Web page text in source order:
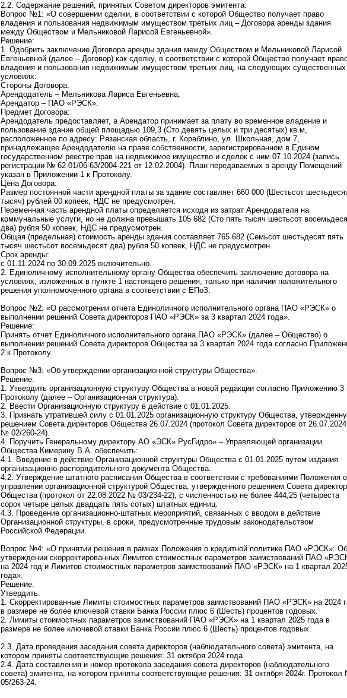
2.2. Содержание решений, принятых Советом директоров эмитента:
Вопрос №1: «О совершении сделки, в соответствии с которой Общество получает право
владения и пользования недвижимым имуществом третьих лиц – Договора аренды здания
между Обществом и Мельниковой Ларисой Евгеньевной».
Решение:
1. Одобрить заключение Договора аренды здания между Обществом и Мельниковой Ларисой
Евгеньевной (далее – Договор) как сделку, в соответствии с которой Общество получает
владения и пользования недвижимым имуществом третьих лиц, на следующих существенных
условиях:
Стороны Договора:
Арендодатель – Мельникова Лариса Евгеньевна;
Арендатор – ПАО «РЭСК».
Предмет Договора:
Арендодатель предоставляет, а Арендатор принимает за плату во временное владение и
пользование здание общей площадью 109,3 (Сто девять целых и три десятых) кв.м,
расположенное по адресу: Рязанская область, г. Кораблино, ул. Школьная, дом 7,
принадлежащее Арендодателю на праве собственности, зарегистрированном в Едином
государственном реестре прав на недвижимое имущество и сделок с ним 07.10.2024 (запись
регистрации № 62-01/06-63/2004-221 от 12.02.2004). План передаваемых в аренду Помещений
указан в Приложении 1 к Протоколу.
Цена Договора:
Размер постоянной части арендной платы за здание составляет 660 000 (Шестьсот
тысяч) рублей 00 копеек, НДС не предусмотрен.
Переменная часть арендной платы определяется исходя из затрат Арендодателя на
коммунальные услуги, но не должна превышать 105 682 (Сто пять тысяч шестьсот
два) рубля 50 копеек, НДС не предусмотрен.
Общая (предельная) стоимость аренды здания составляет 765 682 (Семьсот шестьдесят пять
тысяч шестьсот восемьдесят два) рубля 50 копеек, НДС не предусмотрен.
Срок аренды:
с 01.11.2024 по 30.09.2025 включительно.
2. Единоличному исполнительному органу Общества обеспечить заключение договора на
условиях, изложенных в пункте 1 настоящего решения, только при наличии положительного
решения уполномоченного органа в соответствии с ЕПоЗ.
Вопрос №2: «О рассмотрении отчета Единоличного исполнительного органа ПАО «РЭСК» о
выполнении решений Совета директоров ПАО «РЭСК» за 3 квартал 2024 года».
Решение:
Принять отчет Единоличного исполнительного органа ПАО «РЭСК» (далее – Общество) о
выполнении решений Совета директоров Общества за 3 квартал 2024 года согласно
2 к Протоколу.
Вопрос №3: «Об утверждении организационной структуры Общества».
Решение:
1. Утвердить организационную структуру Общества в новой редакции согласно Приложению 3
Протоколу (далее – Организационная структура).
2. Ввести Организационную структуру в действие с 01.01.2025.
3. Признать утратившей силу с 01.01.2025 организационную структуру Общества,
решением Совета директоров Общества 26.07.2024 (протокол Совета директоров от 26.07.2024
№ 02/260-24).
4. Поручить Генеральному директору АО «ЭСК» РусГидро» – Управляющей организации
Общества Кимерину В.А. обеспечить:
4.1. Введение в действие Организационной структуры Общества с 01.01.2025 путем издания
организационно-распорядительного документа Общества.
4.2. Утверждение штатного расписания Общества в соответствии с требованиями Положения
управлении организационной структурой Общества, утвержденного решением Совета
Общества (протокол от 22.08.2022 № 03/234-22), с численностью не более 444,25 (четыреста
сорок четыре целых двадцать пять сотых) штатных единиц.
4.3. Проведение организационно-штатных мероприятий, связанных с вводом в действие
Организационной структуры, в сроки, предусмотренные трудовым законодательством
Российской Федерации.
Вопрос №4: «О принятии решения в рамках Положения о кредитной политике ПАО «РЭСК»: Об
утверждении скорректированных Лимитов стоимостных параметров заимствований ПАО
на 2024 год и Лимитов стоимостных параметров заимствований ПАО «РЭСК» на 1 квартал
года».
Решение:
Утвердить:
1. Скорректированные Лимиты стоимостных параметров заимствований ПАО «РЭСК» на 2024
в размере не более ключевой ставки Банка России плюс 6 (Шесть) процентов годовых.
2. Лимиты стоимостных параметров заимствований ПАО «РЭСК» на 1 квартал 2025 года в
размере не более ключевой ставки Банка России плюс 6 (Шесть) процентов годовых.
2.3. Дата проведения заседания совета директоров (наблюдательного совета) эмитента, на
котором приняты соответствующие решения: 31 октября 2024 года
2.4. Дата составления и номер протокола заседания совета директоров (наблюдательного
совета) эмитента, на котором приняты соответствующие решения: 31 октября 2024г.
05/263-24.